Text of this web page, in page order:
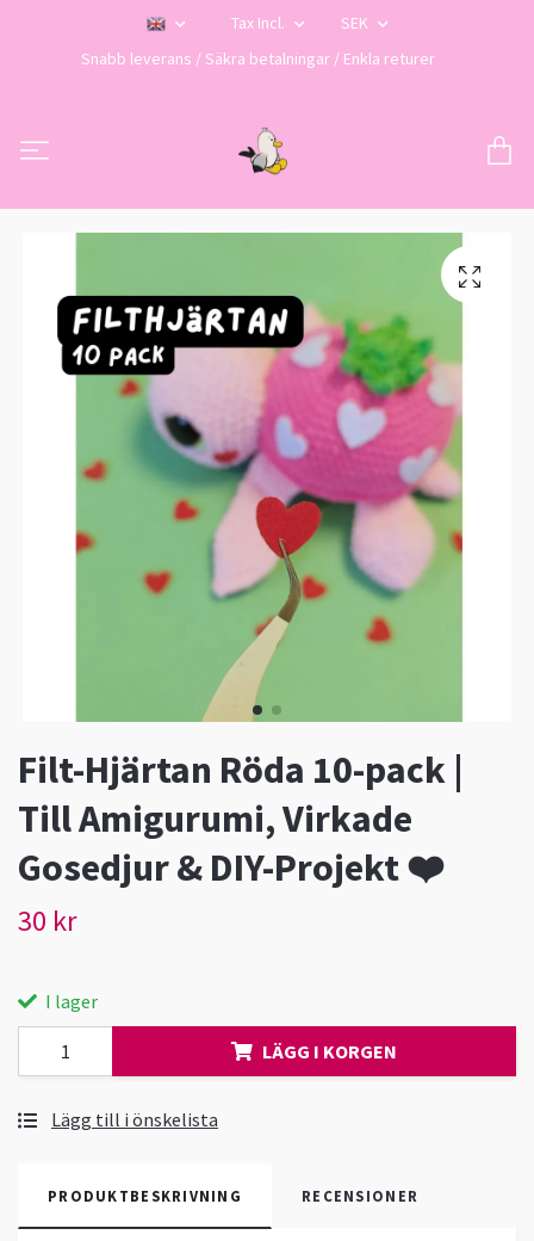
Tax Incl.
SEK
Snabb leverans / Säkra betalningar / Enkla returer
Filt-Hjärtan Röda 10-pack |
Till Amigurumi, Virkade
Gosedjur & DIY-Projekt ❤️
30 kr
I lager
LÄGG I KORGEN
Lägg till i önskelista
PRODUKTBESKRIVNING RECENSIONER